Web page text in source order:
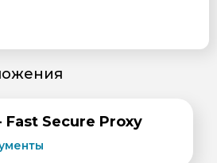
Fast Secure Proxy